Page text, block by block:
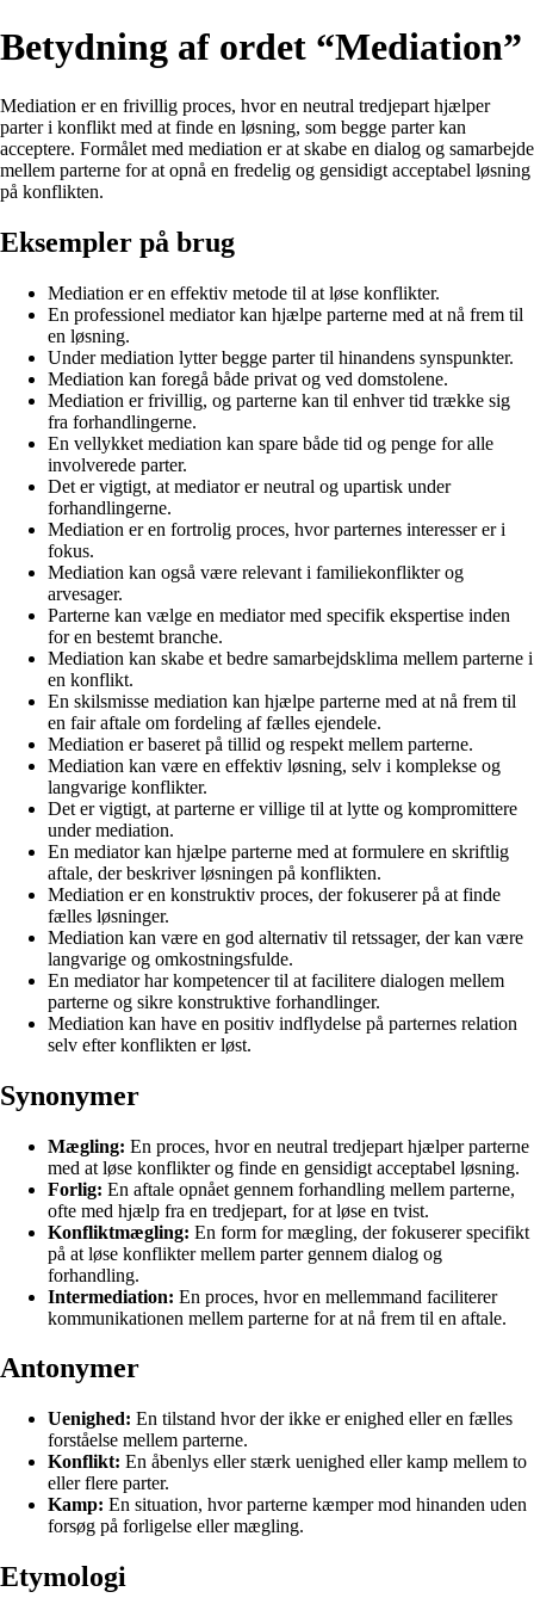
Betydning af ordet “Mediation”
Mediation er en frivillig proces, hvor en neutral tredjepart hjælper
parter i konflikt med at finde en løsning, som begge parter kan
acceptere. Formålet med mediation er at skabe en dialog og samarbejde
mellem parterne for at opnå en fredelig og gensidigt acceptabel løsning
på konflikten.
Eksempler på brug
Mediation er en effektiv metode til at løse konflikter.
En professionel mediator kan hjælpe parterne med at nå frem til
en løsning.
Under mediation lytter begge parter til hinandens synspunkter.
Mediation kan foregå både privat og ved domstolene.
Mediation er frivillig, og parterne kan til enhver tid trække sig
fra forhandlingerne.
En vellykket mediation kan spare både tid og penge for alle
involverede parter.
Det er vigtigt, at mediator er neutral og upartisk under
forhandlingerne.
Mediation er en fortrolig proces, hvor parternes interesser er i
fokus.
Mediation kan også være relevant i familiekonflikter og
arvesager.
Parterne kan vælge en mediator med specifik ekspertise inden
for en bestemt branche.
Mediation kan skabe et bedre samarbejdsklima mellem parterne i
en konflikt.
En skilsmisse mediation kan hjælpe parterne med at nå frem til
en fair aftale om fordeling af fælles ejendele.
Mediation er baseret på tillid og respekt mellem parterne.
Mediation kan være en effektiv løsning, selv i komplekse og
langvarige konflikter.
Det er vigtigt, at parterne er villige til at lytte og kompromittere
under mediation.
En mediator kan hjælpe parterne med at formulere en skriftlig
aftale, der beskriver løsningen på konflikten.
Mediation er en konstruktiv proces, der fokuserer på at finde
fælles løsninger.
Mediation kan være en god alternativ til retssager, der kan være
langvarige og omkostningsfulde.
En mediator har kompetencer til at facilitere dialogen mellem
parterne og sikre konstruktive forhandlinger.
Mediation kan have en positiv indflydelse på parternes relation
selv efter konflikten er løst.
Synonymer
Mægling: En proces, hvor en neutral tredjepart hjælper parterne
med at løse konflikter og finde en gensidigt acceptabel løsning.
Forlig: En aftale opnået gennem forhandling mellem parterne,
ofte med hjælp fra en tredjepart, for at løse en tvist.
Konfliktmægling: En form for mægling, der fokuserer specifikt
på at løse konflikter mellem parter gennem dialog og
forhandling.
Intermediation: En proces, hvor en mellemmand faciliterer
kommunikationen mellem parterne for at nå frem til en aftale.
Antonymer
Uenighed: En tilstand hvor der ikke er enighed eller en fælles
forståelse mellem parterne.
Konflikt: En åbenlys eller stærk uenighed eller kamp mellem to
eller flere parter.
Kamp: En situation, hvor parterne kæmper mod hinanden uden
forsøg på forligelse eller mægling.
Etymologi